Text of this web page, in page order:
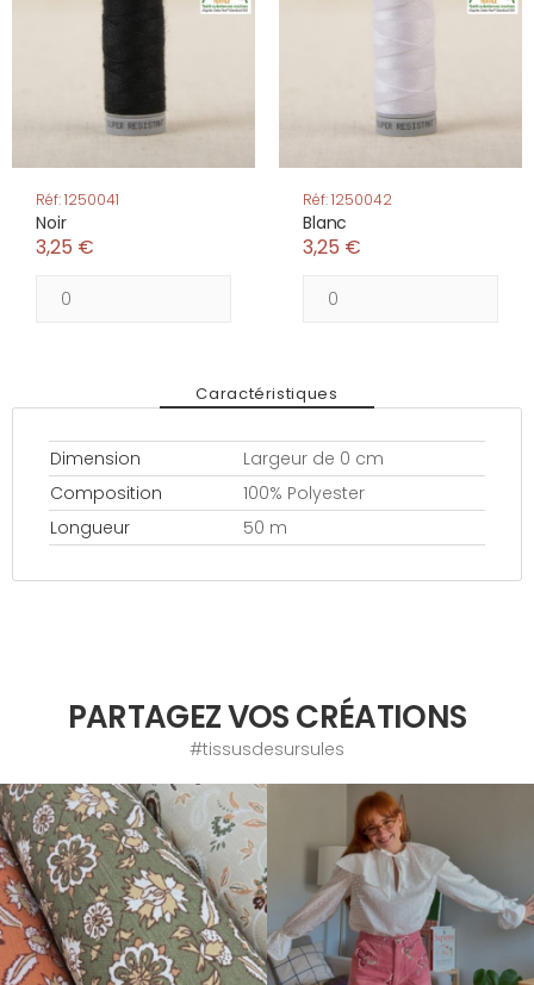
Réf: 1250041
Noir
3,25 €
Réf: 1250042
Blanc
3,25 €
Caractéristiques
Dimension
Largeur de 0 cm
Composition
100% Polyester
Longueur
50 m
PARTAGEZ VOS CRÉATIONS
#tissusdesursules